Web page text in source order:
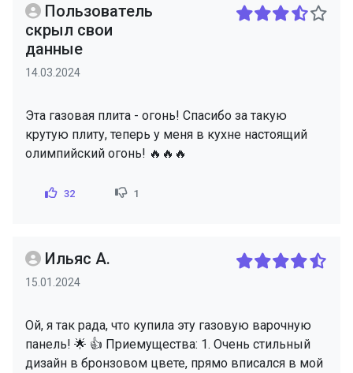
Пользователь
скрыл свои
данные
14.03.2024
Эта газовая плита - огонь! Спасибо за такую
крутую плиту, теперь у меня в кухне настоящий
олимпийский огонь! 🔥🔥🔥
32 1
Ильяс А.
15.01.2024
Ой, я так рада, что купила эту газовую варочную
панель! 🌟 👍 Приемущества: 1. Очень стильный
дизайн в бронзовом цвете, прямо вписался в мой